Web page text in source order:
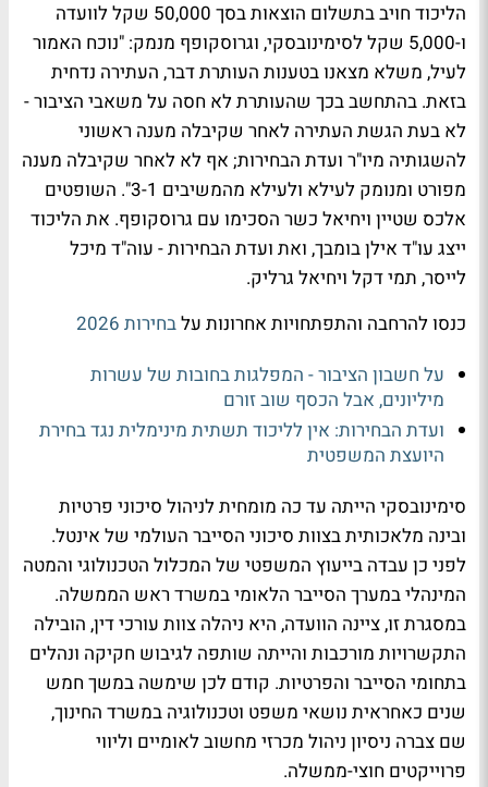
הליכוד חויב בתשלום הוצאות בסך 50,000 שקל לוועדה
ו-5,000 שקל לסימינובסקי, וגרוסקופף מנמק: "
נוכח האמור
לעיל, משלא מצאנו בטענות העותרת דבר, העתירה נדחית
בזאת. בהתחשב בכך שהעותרת לא חסה על משאבי הציבור -
לא בעת הגשת העתירה לאחר שקיבלה מענה ראשוני
להשגותיה מיו"ר ועדת הבחירות; אף לא לאחר שקיבלה מענה
מפורט ומנומק לעילא ולעילא מהמשיבים 3-1". השופטים
אלכס שטיין ויחיאל כשר הסכימו עם גרוסקופף. את הליכוד
ייצג עו"ד אילן בומבך, ואת ועדת הבחירות - עוה"ד מיכל
לייסר, תמי דקל ויחיאל גרליק.
כנסו להרחבה והתפתחויות אחרונות עלבחירות 2026
על חשבון הציבור - המפלגות בחובות של עשרות
מיליונים, אבל הכסף שוב זורם
ועדת הבחירות: אין לליכוד תשתית מינימלית נגד בחירת
היועצת המשפטית
סימינובסקי הייתה עד כה מומחית לניהול סיכוני פרטיות
ובינה מלאכותית בצוות סיכוני הסייבר העולמי של אינטל.
לפני כן עבדה בייעוץ המשפטי של המכלול הטכנולוגי והמטה
המינהלי במערך הסייבר הלאומי במשרד ראש הממשלה.
במסגרת זו, ציינה הוועדה, היא ניהלה צוות עורכי דין, הובילה
התקשרויות מורכבות והייתה שותפה לגיבוש חקיקה ונהלים
בתחומי הסייבר והפרטיות. קודם לכן שימשה במשך חמש
שנים כאחראית נושאי משפט וטכנולוגיה במשרד החינוך,
שם צברה ניסיון ניהול מכרזי מחשוב לאומיים וליווי
פרוייקטים חוצי-ממשלה.